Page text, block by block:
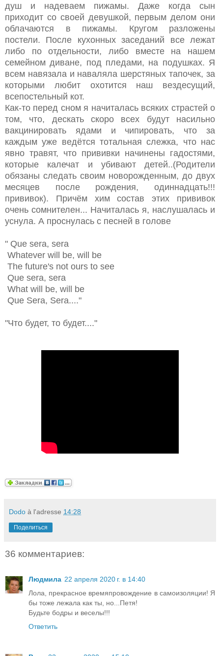
душ и надеваем пижамы. Даже когда сын
приходит со своей девушкой, первым делом они
облачаются в пижамы. Кругом разложены
постели. После кухонных заседаний все лежат
либо по отдельности, либо вместе на нашем
семейном диване, под пледами, на подушках. Я
всем навязала и наваляла шерстяных тапочек, за
которыми любит охотится наш вездесущий,
всепостельный кот.
Как-то перед сном я начиталась всяких страстей о
том, что, дескать скоро всех будут насильно
вакцинировать ядами и чипировать, что за
каждым уже ведётся тотальная слежка, что нас
явно травят, что прививки начинены гадостями,
которые калечат и убивают детей..(Родители
обязаны следать своим новорожденным, до двух
месяцев после рождения, одиннадцать!!!
прививок). Причём хим состав этих прививок
очень сомнителен... Начиталась я, наслушалась и
уснула. А проснулась с песней в голове
" Que sera, sera
Whatever will be, will be
The future's not ours to see
Que sera, sera
What will be, will be
Que Sera, Sera...."
"Что будет, то будет...."
Dodo à l'adresse 14:28
Поделиться
36 комментариев:
Людмила 22 апреля 2020 г. в 14:40
Лола, прекрасное времяпровождение в самоизоляции! Я
бы тоже лежала как ты, но...Петя!
Будьте бодры и веселы!!!
Ответить